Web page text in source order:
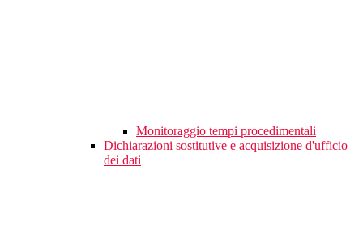
Monitoraggio tempi procedimentali
Dichiarazioni sostitutive e acquisizione d'ufficio
dei dati